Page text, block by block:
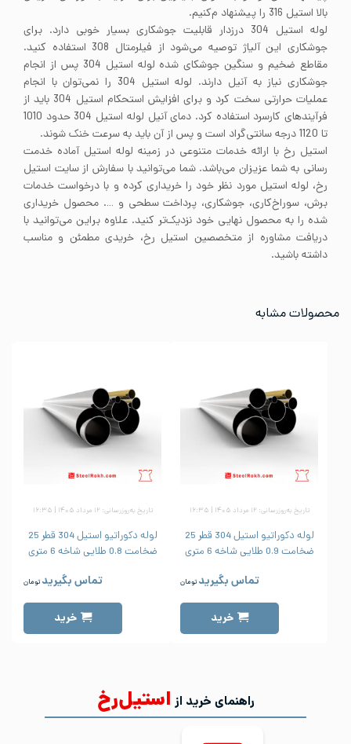
بالا استیل 316 را پیشنهاد م‌کنیم.
لوله استیل 304 درزدار قابلیت جوشکاری بسیار خوبی دارد. برای
جوشکاری این آلیاژ توصیه می‌شود از فیلرمتال 308 استفاده کنید.
مقاطع ضخیم و سنگین جوشکای شده لوله استیل 304 پس از انجام
جوشکاری نیاز به آنیل دارند. لوله استیل 304 را نمی‌توان با انجام
عملیات حرارتی سخت کرد و برای افزایش استحکام استیل 304 باید از
فرآیندهای کارسرد استفاده کرد. دمای آنیل لوله استیل 304 حدود 1010
تا 1120 درجه سانتی‌گراد است و پس از آن باید به سرعت خنک شوند.
استیل رخ با ارائه خدمات متنوعی در زمینه لوله استیل آماده خدمت
رسانی به شما عزیزان می‌باشد. شما می‌توانید با سفارش از سایت استیل
رخ، لوله استیل مورد نظر خود را خریداری کرده و با درخواست خدمات
برش، سوراخ‌کاری، جوشکاری، پرداخت سطحی و …. محصول خریداری
شده را به محصول نهایی خود نزدیک‌تر کنید. علاوه براین می‌توانید با
دریافت مشاوره از متخصصین استیل رخ، خریدی مطمئن و مناسب
داشته باشید.
محصولات مشابه
تاریخ به‌روزرسانی: ۱۲ مرداد ۱۴۰۵ | ۱۶:۳۵
لوله دکوراتیو استیل 304 قطر 25
ضخامت 0.9 طلایی شاخه 6 متری
تماس بگیرید تومان
خرید
تاریخ به‌روزرسانی: ۱۲ مرداد ۱۴۰۵ | ۱۶:۳۵
لوله دکوراتیو استیل 304 قطر 25
ضخامت 0.8 طلایی شاخه 6 متری
تماس بگیرید تومان
خرید
راهنمای خرید از استیل‌رخ